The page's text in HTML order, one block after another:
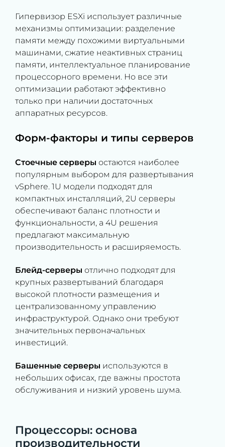
Гипервизор ESXi использует различные
механизмы оптимизации: разделение
памяти между похожими виртуальными
машинами, сжатие неактивных страниц
памяти, интеллектуальное планирование
процессорного времени. Но все эти
оптимизации работают эффективно
только при наличии достаточных
аппаратных ресурсов.
Форм-факторы и типы серверов
Стоечные серверы остаются наиболее
популярным выбором для развертывания
vSphere. 1U модели подходят для
компактных инсталляций, 2U серверы
обеспечивают баланс плотности и
функциональности, а 4U решения
предлагают максимальную
производительность и расширяемость.
Блейд-серверы отлично подходят для
крупных развертываний благодаря
высокой плотности размещения и
централизованному управлению
инфраструктурой. Однако они требуют
значительных первоначальных
инвестиций.
Башенные серверы используются в
небольших офисах, где важны простота
обслуживания и низкий уровень шума.
Процессоры: основа
производительности